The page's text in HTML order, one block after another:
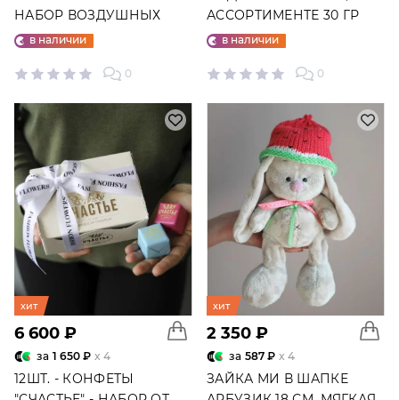
НАБОР ВОЗДУШНЫХ
ШАРОВ №25
в наличии
0
АССОРТИМЕНТЕ 30 ГР
в наличии
0
хит
6 600 ₽
за 1 650 ₽ x 4
12ШТ. - КОНФЕТЫ
хит
2 350 ₽
за 587 ₽ x 4
ЗАЙКА МИ В ШАПКЕ